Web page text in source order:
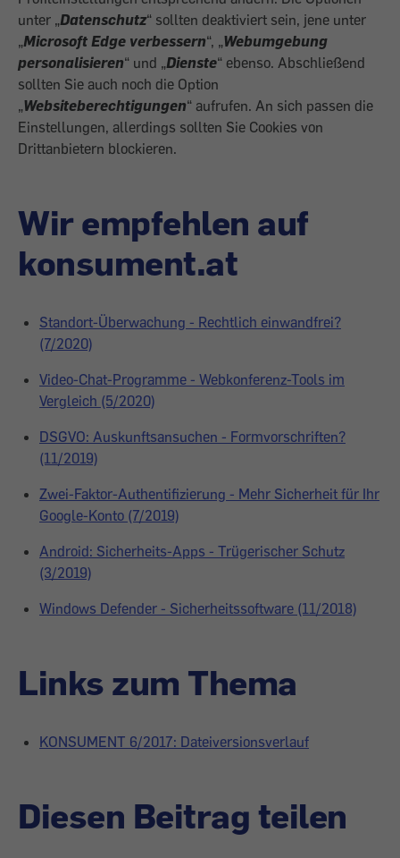
unter „Datenschutz“ sollten deaktiviert sein, jene unter
„Microsoft Edge verbessern“, „Webumgebung
personalisieren“ und „Dienste“ ebenso. Abschließend
sollten Sie auch noch die Option
„Websiteberechtigungen“ aufrufen. An sich passen die
Einstellungen, allerdings sollten Sie Cookies von
Drittanbietern blockieren.
Wir empfehlen auf
konsument.at
Standort-Überwachung - Rechtlich einwandfrei?
(7/2020)
Video-Chat-Programme - Webkonferenz-Tools im
Vergleich (5/2020)
DSGVO: Auskunftsansuchen - Formvorschriften?
(11/2019)
Zwei-Faktor-Authentifizierung - Mehr Sicherheit für Ihr
Google-Konto (7/2019)
Android: Sicherheits-Apps - Trügerischer Schutz
(3/2019)
Windows Defender - Sicherheitssoftware (11/2018)
Links zum Thema
KONSUMENT 6/2017: Dateiversionsverlauf
Diesen Beitrag teilen